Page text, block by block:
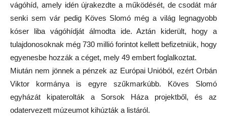
vágóhíd, amely idén újrakezdte a működését, de csodát már
senki sem vár pedig Köves Slomó még a világ legnagyobb
kóser liba vágóhídját álmodta ide. Aztán kiderült, hogy a
tulajdonosoknak még 730 millió forintot kellett befizetniük, hogy
egyenesbe hozzák a céget, mely 49 embert foglalkoztat.
Miután nem jönnek a pénzek az Európai Unióból, ezért Orbán
Viktor kormánya is egyre szűkmarkúbb. Köves Slomó
egyházát kipaterolták a Sorsok Háza projektből, és az
odatervezett múzeumot kihúzták a listáról.